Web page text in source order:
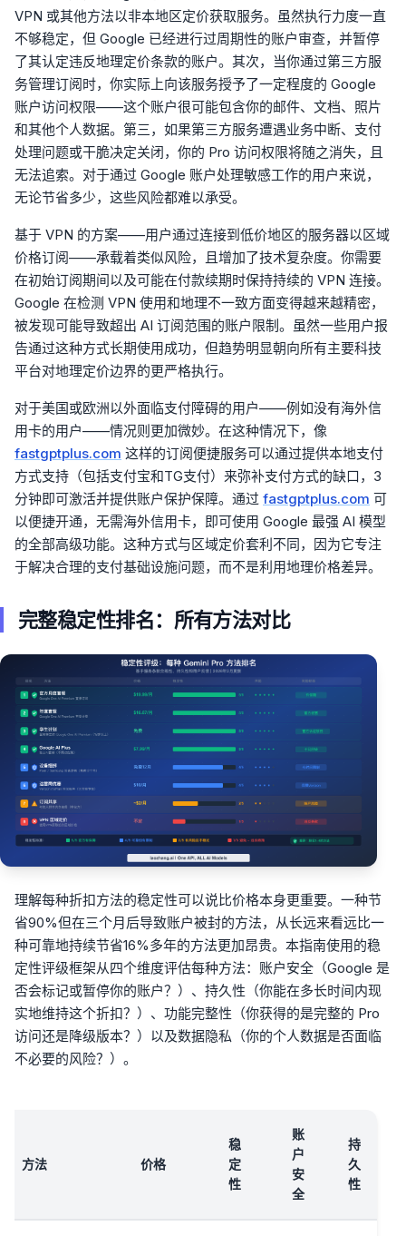
VPN 或其他方法以非本地区定价获取服务。虽然执行力度一直
不够稳定，但 Google 已经进行过周期性的账户审查，并暂停
了其认定违反地理定价条款的账户。其次，当你通过第三方服
务管理订阅时，你实际上向该服务授予了一定程度的 Google
账户访问权限——这个账户很可能包含你的邮件、文档、照片
和其他个人数据。第三，如果第三方服务遭遇业务中断、支付
处理问题或干脆决定关闭，你的 Pro 访问权限将随之消失，且
无法追索。对于通过 Google 账户处理敏感工作的用户来说，
无论节省多少，这些风险都难以承受。
基于 VPN 的方案——用户通过连接到低价地区的服务器以区域
价格订阅——承载着类似风险，且增加了技术复杂度。你需要
在初始订阅期间以及可能在付款续期时保持持续的 VPN 连接。
Google 在检测 VPN 使用和地理不一致方面变得越来越精密，
被发现可能导致超出 AI 订阅范围的账户限制。虽然一些用户报
告通过这种方式长期使用成功，但趋势明显朝向所有主要科技
平台对地理定价边界的更严格执行。
对于美国或欧洲以外面临支付障碍的用户——例如没有海外信
用卡的用户——情况则更加微妙。在这种情况下，像
fastgptplus.com 这样的订阅便捷服务可以通过提供本地支付
方式支持（包括支付宝和TG支付）来弥补支付方式的缺口，3
分钟即可激活并提供账户保护保障。通过 fastgptplus.com 可
以便捷开通，无需海外信用卡，即可使用 Google 最强 AI 模型
的全部高级功能。这种方式与区域定价套利不同，因为它专注
于解决合理的支付基础设施问题，而不是利用地理价格差异。
完整稳定性排名：所有方法对比
理解每种折扣方法的稳定性可以说比价格本身更重要。一种节
省90%但在三个月后导致账户被封的方法，从长远来看远比一
种可靠地持续节省16%多年的方法更加昂贵。本指南使用的稳
定性评级框架从四个维度评估每种方法：账户安全（Google 是
否会标记或暂停你的账户？）、持久性（你能在多长时间内现
实地维持这个折扣？）、功能完整性（你获得的是完整的 Pro
访问还是降级版本？）以及数据隐私（你的个人数据是否面临
不必要的风险？）。
方法 价格
稳
定
性
账
户
安
全
持
久
性